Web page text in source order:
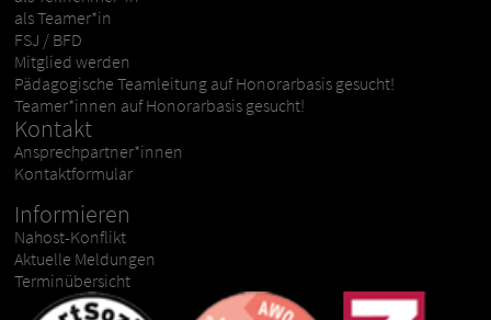
als Teamer*in
FSJ / BFD
Mitglied werden
Pädagogische Teamleitung auf Honorarbasis gesucht!
Teamer*innen auf Honorarbasis gesucht!
Kontakt
Ansprechpartner*innen
Kontaktformular
Informieren
Nahost-Konflikt
Aktuelle Meldungen
Terminübersicht